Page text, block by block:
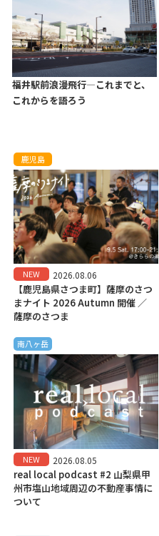
福井駅前浪漫飛行—これまでと、
これからを語ろう
鹿児島
NEW 2026.08.06
【鹿児島県さつま町】薩摩のさつ
まナイト 2026 Autumn 開催 ／
薩摩のさつま
南八ヶ岳
NEW 2026.08.05
real local podcast #2 山梨県甲
州市塩山地域周辺の不動産事情に
ついて